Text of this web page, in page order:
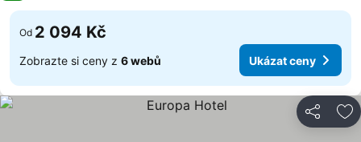
Od 2 094 Kč
Zobrazte si ceny z 6 webů Ukázat ceny
Sdílet